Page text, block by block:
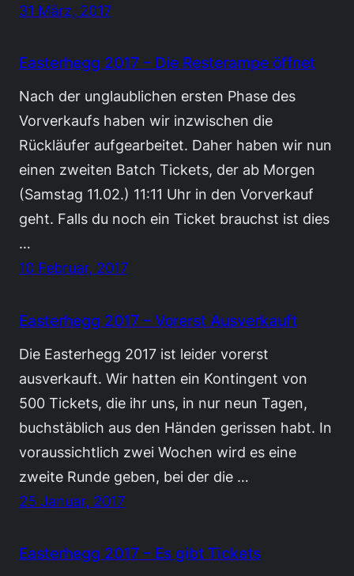
31 März, 2017
Easterhegg 2017 – Die Resterampe öffnet
Nach der unglaublichen ersten Phase des
Vorverkaufs haben wir inzwischen die
Rückläufer aufgearbeitet. Daher haben wir nun
einen zweiten Batch Tickets, der ab Morgen
(Samstag 11.02.) 11:11 Uhr in den Vorverkauf
geht. Falls du noch ein Ticket brauchst ist dies
…
10 Februar, 2017
Easterhegg 2017 – Vorerst Ausverkauft
Die Easterhegg 2017 ist leider vorerst
ausverkauft. Wir hatten ein Kontingent von
500 Tickets, die ihr uns, in nur neun Tagen,
buchstäblich aus den Händen gerissen habt. In
voraussichtlich zwei Wochen wird es eine
zweite Runde geben, bei der die …
25 Januar, 2017
Easterhegg 2017 – Es gibt Tickets